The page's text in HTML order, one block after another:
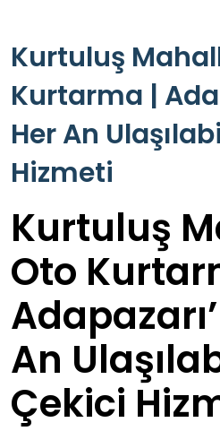
Kurtuluş
Kurtarma |
Her An
Hizmeti
Kurtuluş
Oto
An
Çekici